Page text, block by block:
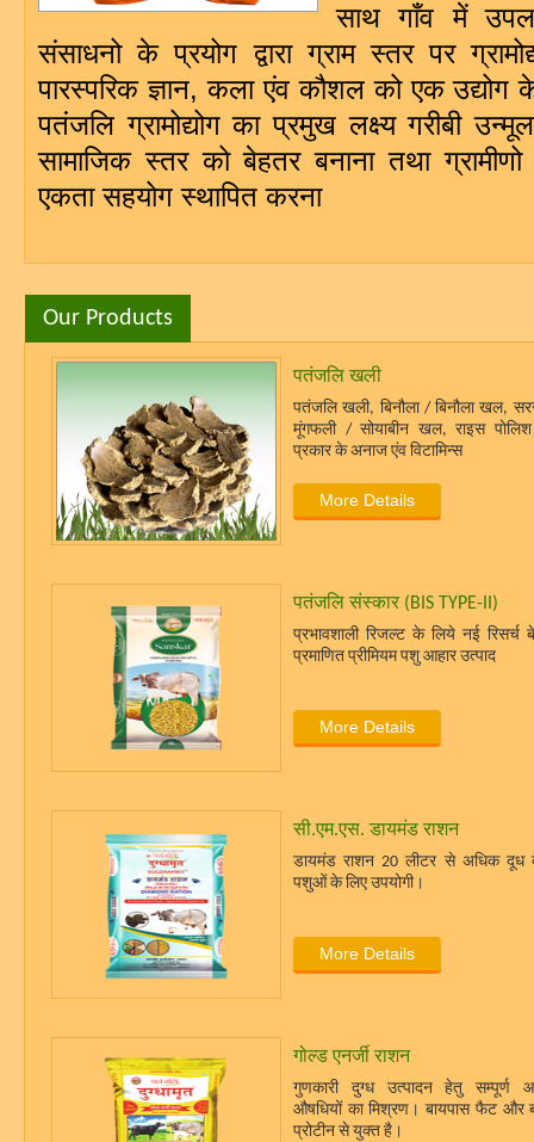
साथ गाँव में
संसाधनो के प्रयोग द्वारा ग्राम स्तर पर
पारस्परिक ज्ञान, कला एंव कौशल को एक उद्योग
पतंजलि ग्रामोद्योग का प्रमुख लक्ष्य गरीबी
सामाजिक स्तर को बेहतर बनाना तथा
एकता सहयोग स्थापित करना
Our Products
पतंजलि खली
पतंजलि खली, बिनौला / बिनौला खल,
मूंगफली / सोयाबीन खल, राइस पोलिश
प्रकार के अनाज एंव विटामिन्स
More Details
पतंजलि संस्कार (BIS TYPE-II)
प्रभावशाली रिजल्ट के लिये नई रिसर्च
प्रमाणित प्रीमियम पशु आहार उत्पाद
More Details
सी.एम.एस. डायमंड राशन
डायमंड राशन 20 लीटर से अधिक दूध
पशुओं के लिए उपयोगी।
More Details
गोल्ड एनर्जी राशन
गुणकारी दुग्ध उत्पादन हेतु सम्पूर्ण
औषधियों का मिश्रण। बायपास फैट और
प्रोटीन से युक्त है।